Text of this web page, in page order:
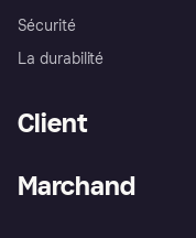
Sécurité
La durabilité
Client
Marchand